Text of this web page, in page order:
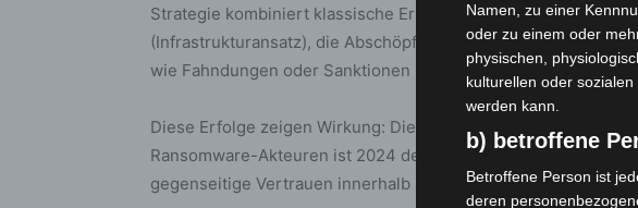
Strategie kombiniert klassische Ermittlungen mit Maßnahmen
(Infrastrukturansatz), die Abschöpfung finanzieller Mittel
wie Fahndungen oder Sanktionen (disruptive Kommunikation).
Diese Erfolge zeigen Wirkung: Die Zahl der
Ransomware-Akteuren ist 2024 deutlich zurückgegangen,
gegenseitige Vertrauen innerhalb krimineller Netzwerke.
Namen, zu einer
oder zu einem oder
physischen,
kulturellen oder
werden kann.
b) betroffene
Betroffene Person ist
deren